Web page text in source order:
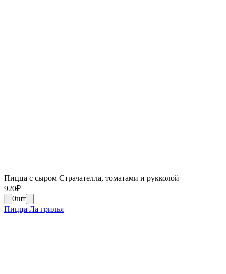
Пицца с сыром Страчателла, томатами и рукколой
920₽
0шт
Пицца Ла грилья